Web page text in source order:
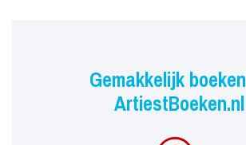
Gemakkelijk
ArtiestBoeken.nl